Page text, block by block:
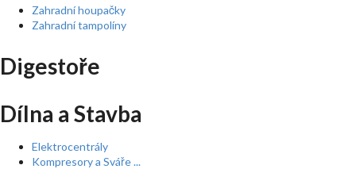
Zahradní houpačky
Zahradní tampolíny
Digestoře
Dílna a Stavba
Elektrocentrály
Kompresory a Sváře ...